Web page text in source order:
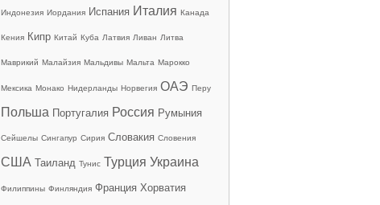
Индонезия Иордания Испания Италия Канада
Кения Кипр Китай Куба Латвия Ливан Литва
Маврикий Малайзия Мальдивы Мальта Марокко
Мексика Монако Нидерланды Норвегия ОАЭ Перу
Польша Португалия Россия Румыния
Сейшелы Сингапур Сирия Словакия Словения
США Таиланд Тунис Турция Украина
Филиппины Финляндия Франция Хорватия